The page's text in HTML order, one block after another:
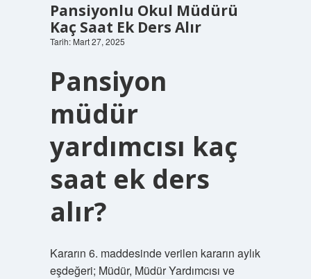
Pansiyonlu Okul Müdürü
Kaç Saat Ek Ders Alır
Tarih: Mart 27, 2025
Pansiyon
müdür
yardımcısı kaç
saat ek ders
alır?
Kararın 6. maddesinde verilen kararın aylık
eşdeğeri; Müdür, Müdür Yardımcısı ve